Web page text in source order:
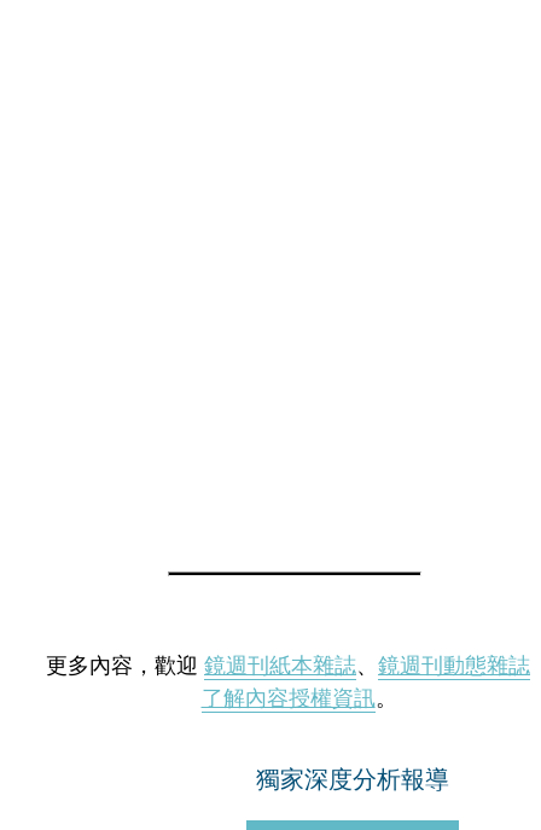
更多內容，歡迎 鏡週刊紙本雜誌、 鏡週刊動態雜誌
了解內容授權資訊。
獨家深度分析報導